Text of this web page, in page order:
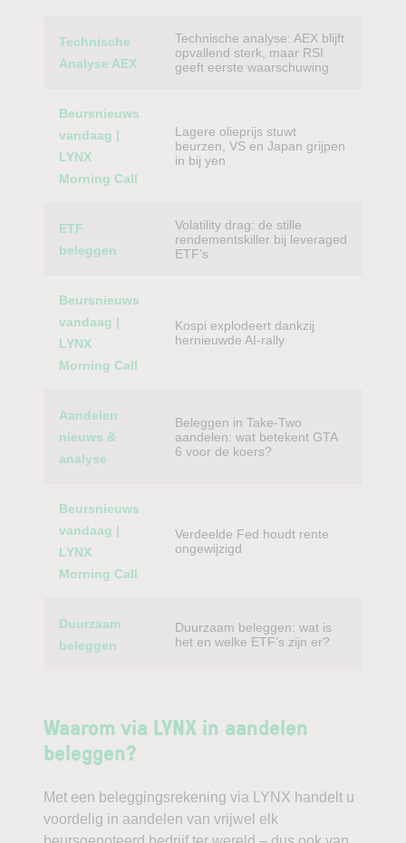
Technische
Analyse AEX
Technische analyse: AEX blijft
opvallend sterk, maar RSI
geeft eerste waarschuwing
Beursnieuws
vandaag |
LYNX
Morning Call
Lagere olieprijs stuwt
beurzen, VS en Japan grijpen
in bij yen
ETF
beleggen
Volatility drag: de stille
rendementskiller bij leveraged
ETF’s
Beursnieuws
vandaag |
LYNX
Morning Call
Kospi explodeert dankzij
hernieuwde AI-rally
Aandelen
nieuws &
analyse
Beleggen in Take-Two
aandelen: wat betekent GTA
6 voor de koers?
Beursnieuws
vandaag |
LYNX
Morning Call
Verdeelde Fed houdt rente
ongewijzigd
Duurzaam
beleggen
Duurzaam beleggen: wat is
het en welke ETF’s zijn er?
Waarom via LYNX in aandelen
beleggen?
Met een beleggingsrekening via LYNX handelt u
voordelig in aandelen van vrijwel elk